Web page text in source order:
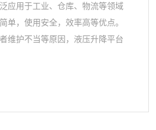
应用于工业、仓库、物流等领域
单，使用安全，效率高等优点。
维护不当等原因，液压升降平台